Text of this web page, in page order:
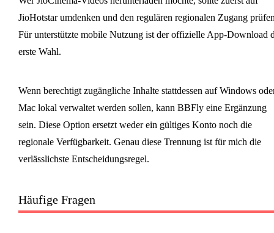
JioHotstar umdenken und den regulären regionalen Zugang
Für unterstützte mobile Nutzung ist der offizielle App-Download
erste Wahl.
Wenn berechtigt zugängliche Inhalte stattdessen auf Windows
Mac lokal verwaltet werden sollen, kann BBFly eine Ergänzung
sein. Diese Option ersetzt weder ein gültiges Konto noch die
regionale Verfügbarkeit. Genau diese Trennung ist für mich die
verlässlichste Entscheidungsregel.
Häufige Fragen